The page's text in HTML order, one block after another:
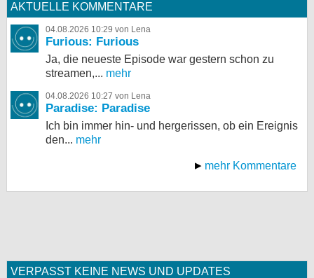
AKTUELLE KOMMENTARE
04.08.2026 10:29 von Lena
Furious: Furious
Ja, die neueste Episode war gestern schon zu
streamen,... mehr
04.08.2026 10:27 von Lena
Paradise: Paradise
Ich bin immer hin- und hergerissen, ob ein Ereignis
den... mehr
mehr Kommentare
VERPASST KEINE NEWS UND UPDATES